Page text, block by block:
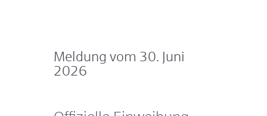
Meldung vom 30. Juni
2026